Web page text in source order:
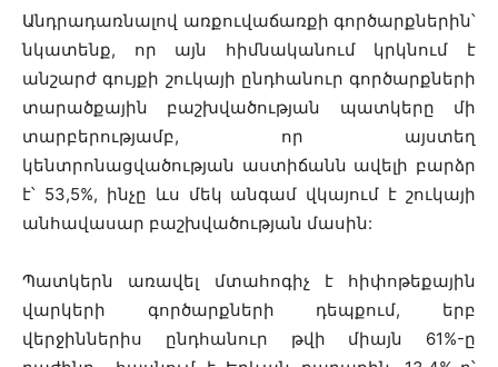
Անդրադառնալով առքուվաճառքի գործարքներին՝
նկատենք, որ այն հիմնականում կրկնում է
անշարժ գույքի շուկայի ընդհանուր գործարքների
տարածքային բաշխվածության պատկերը մի
տարբերությամբ, որ այստեղ
կենտրոնացվածության աստիճանն ավելի բարձր
է՝ 53,5%, ինչը ևս մեկ անգամ վկայում է շուկայի
անհավասար բաշխվածության մասին:
Պատկերն առավել մտահոգիչ է հիփոթեքային
վարկերի գործարքների դեպքում, երբ
վերջիններիս ընդհանուր թվի միայն 61%-ը